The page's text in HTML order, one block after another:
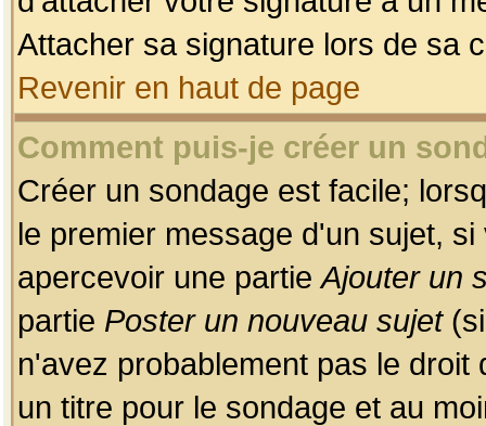
Attacher sa signature lors de sa
Revenir en haut de page
Comment puis-je créer un
Créer un sondage est facile;
le premier message d'un sujet,
apercevoir une partieAjouter un
partie Poster un nouveau sujet(si
n'avez probablement pas le
un titre pour le sondage et au